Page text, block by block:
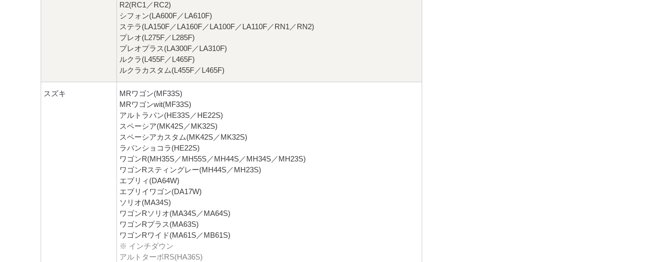
R2(RC1／RC2)
シフォン(LA600F／LA610F)
ステラ(LA150F／LA160F／LA100F／LA110F／RN1／RN2)
プレオ(L275F／L285F)
プレオプラス(LA300F／LA310F)
ルクラ(L455F／L465F)
ルクラカスタム(L455F／L465F)
スズキ
MRワゴン(MF33S)
MRワゴンwit(MF33S)
アルトラパン(HE33S／HE22S)
スペーシア(MK42S／MK32S)
スペーシアカスタム(MK42S／MK32S)
ラパンショコラ(HE22S)
ワゴンR(MH35S／MH55S／MH44S／MH34S／MH23S)
ワゴンRスティングレー(MH44S／MH23S)
エブリィ(DA64W)
エブリイワゴン(DA17W)
ソリオ(MA34S)
ワゴンRソリオ(MA34S／MA64S)
ワゴンRプラス(MA63S)
ワゴンRワイド(MA61S／MB61S)
※ インチダウン
アルトターボRS(HA36S)